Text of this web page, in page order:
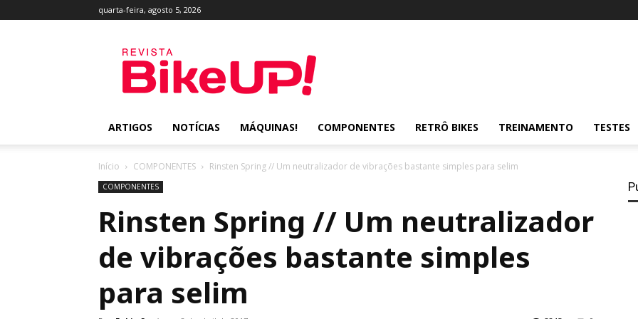
quarta-feira, agosto 5, 2026
BikeUP!
ARTIGOS NOTÍCIAS MÁQUINAS! COMPONENTES RETRÔ BIKES TREINAMENTO TESTES
Início COMPONENTES Rinsten Spring // Um neutralizador de vibrações bastante simples para selim
COMPONENTES
Rinsten Spring // Um neutralizador
de vibrações bastante simples
para selim